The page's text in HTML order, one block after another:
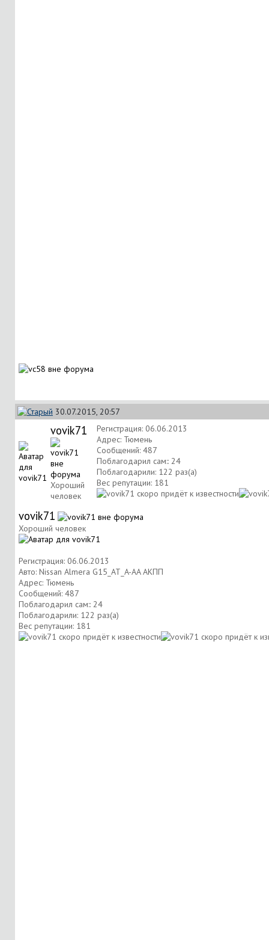
30.07.2015, 20:57
vovik71
Хороший
человек
Регистрация: 06.06.2013
Адрес: Тюмень
Сообщений: 487
Поблагодарил сам:: 24
Поблагодарили: 122 раз(а)
Вес репутации: 181
vovik71
Хороший человек
Регистрация: 06.06.2013
Авто: Nissan Almera G15_АТ_A-AA АКПП
Адрес: Тюмень
Сообщений: 487
Поблагодарил сам:: 24
Поблагодарили: 122 раз(а)
Вес репутации: 181